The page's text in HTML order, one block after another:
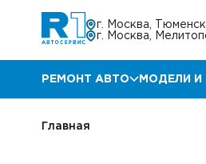
г. Москва,
г. Москва,
РЕМОНТ АВТО
Ремонт Мазда
МОДЕЛИ И
Главная